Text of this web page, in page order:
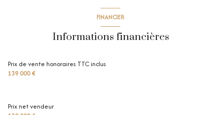
FINANCIER
Informations financières
Prix de vente honoraires TTC inclus
139 000 €
Prix net vendeur